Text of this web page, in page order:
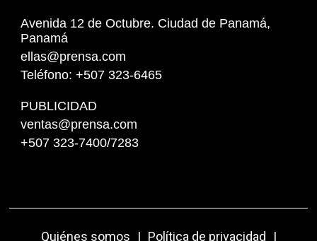
Avenida 12 de Octubre. Ciudad de Panamá,
Panamá
ellas@prensa.com
Teléfono: +507 323-6465
PUBLICIDAD
ventas@prensa.com
+507 323-7400/7283
Quiénes somos | Política de privacidad |